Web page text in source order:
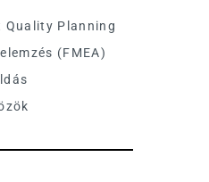
Quality Planning
(FMEA)